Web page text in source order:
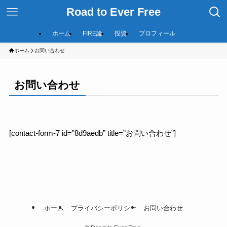
Road to Ever Free
ホーム FIRE論 投資 プロフィール
ホーム お問い合わせ
お問い合わせ
[contact-form-7 id=”8d9aedb” title=”お問い合わせ”]
ホーム プライバシーポリシー お問い合わせ